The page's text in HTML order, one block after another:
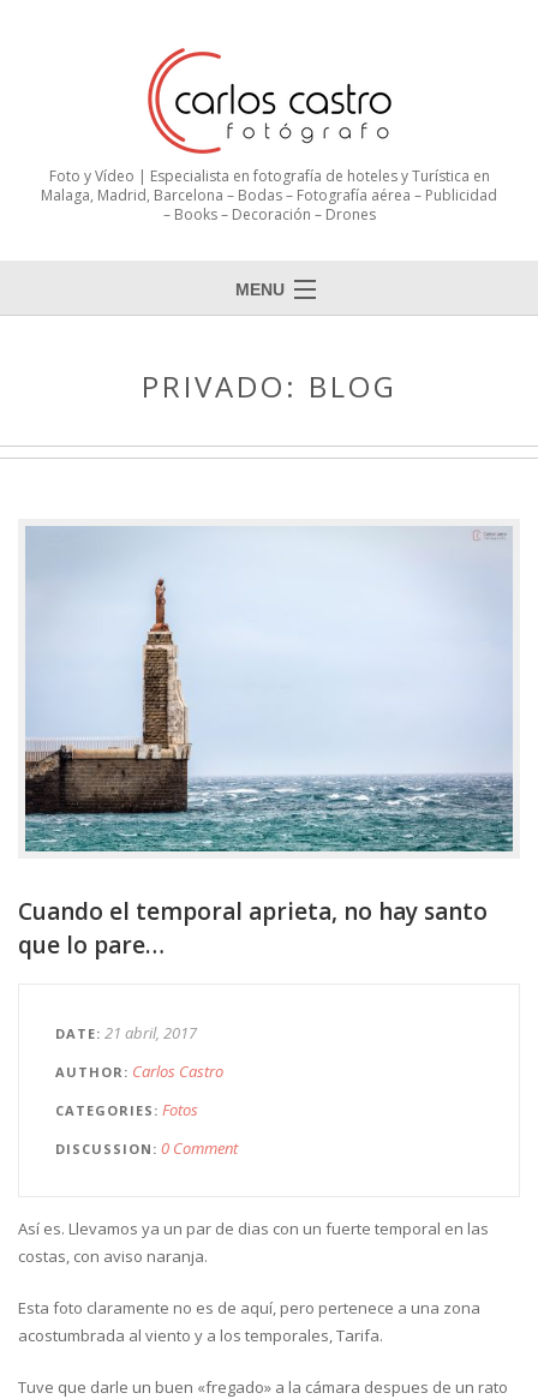
Foto y Vídeo | Especialista en fotografía de hoteles y Turística en
Malaga, Madrid, Barcelona – Bodas – Fotografía aérea – Publicidad
– Books – Decoración – Drones
MENU
PRIVADO: BLOG
Cuando el temporal aprieta, no hay santo
que lo pare…
DATE 21 abril, 2017
AUTHOR Carlos Castro
CATEGORIES Fotos
DISCUSSION 0 Comment
Así es. Llevamos ya un par de dias con un fuerte temporal en las
costas, con aviso naranja.
Esta foto claramente no es de aquí, pero pertenece a una zona
acostumbrada al viento y a los temporales, Tarifa.
Tuve que darle un buen «fregado» a la cámara despues de un rato